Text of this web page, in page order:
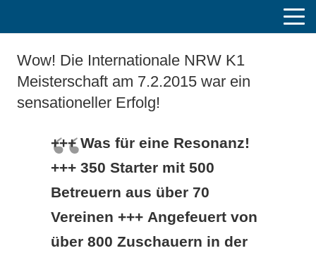
Wow! Die Internationale NRW K1
Meisterschaft am 7.2.2015 war ein
sensationeller Erfolg!
+++ Was für eine Resonanz!
+++ 350 Starter mit 500
Betreuern aus über 70
Vereinen +++ Angefeuert von
über 800 Zuschauern in der